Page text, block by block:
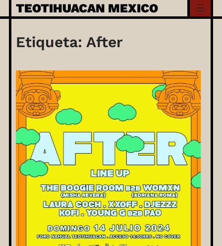
Skip
to
content
TEOTIHUACAN MEXICO
Etiqueta: After